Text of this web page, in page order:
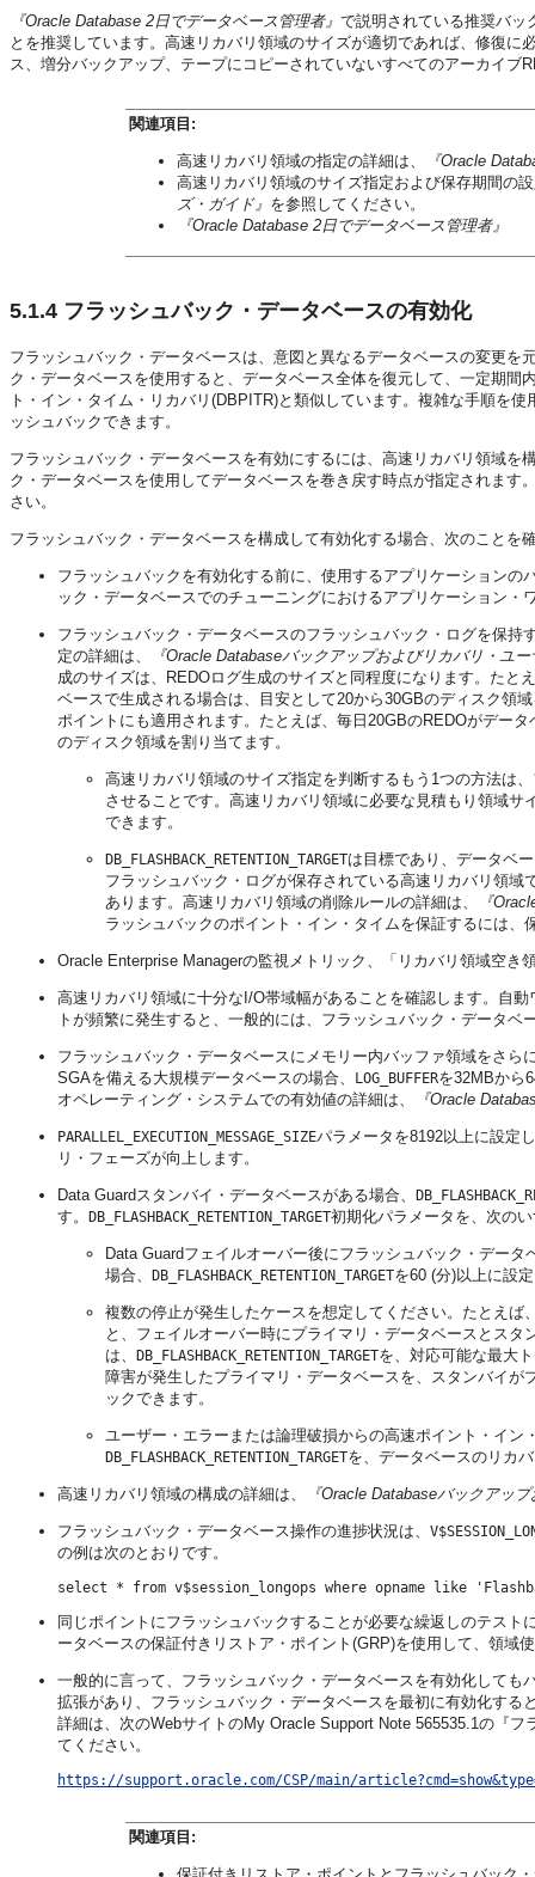
『Oracle Database 2日でデータベース管理者』 で説明されている推奨バッ
とを推奨しています。高速リカバリ領域のサイズが適切であれば、修復
ス、増分バックアップ、テープにコピーされていないすべてのアーカイ
関連項目:
高速リカバリ領域の指定の詳細は、
『Oracle
高速リカバリ領域のサイズ指定および保存期間の
ズ・ガイド』 を参照してください。
『Oracle Database 2日でデータベース管理者』
5.1.4 フラッシュバック・データベースの有効化
フラッシュバック・データベースは、意図と異なるデータベースの変更
ク・データベースを使用すると、データベース全体を復元して、一定期
ト・イン・タイム・リカバリ(DBPITR)と類似しています。複雑な手順を
ッシュバックできます。
フラッシュバック・データベースを有効にするには、高速リカバリ領域
ク・データベースを使用してデータベースを巻き戻す時点が指定されます
さい。
フラッシュバック・データベースを構成して有効化する場合、次のことを
フラッシュバックを有効化する前に、使用するアプリケーション
ック・データベースでのチューニングにおけるアプリケーション・
フラッシュバック・データベースのフラッシュバック・ログを保
定の詳細は、
『Oracle Databaseバックアップおよびリカバリ・ユ
成のサイズは、REDOログ生成のサイズと同程度になります。たと
ベースで生成される場合は、目安として20から30GBのディスク領
ポイントにも適用されます。たとえば、毎日20GBのREDOがデー
のディスク領域を割り当てます。
高速リカバリ領域のサイズ指定を判断するもう1つの方法は
させることです。高速リカバリ領域に必要な見積もり領域サ
できます。
DB_FLASHBACK_RETENTION_TARGETは目標であり、データベ
フラッシュバック・ログが保存されている高速リカバリ領
あります。高速リカバリ領域の削除ルールの詳細は、
『
ラッシュバックのポイント・イン・タイムを保証するには
Oracle Enterprise Managerの監視メトリック、「リカバリ領域空
高速リカバリ領域に十分なI/O帯域幅があることを確認します。 自動
トが頻繁に発生すると、一般的には、フラッシュバック・データベ
フラッシュバック・データベースにメモリー内バッファ領域をさら
SGAを備える大規模データベースの場合、
LOG_BUFFERを32MBから
オペレーティング・システムでの有効値の詳細は、
『Oracle
PARALLEL_EXECUTION_MESSAGE_SIZEパラメータを8192以上に設定
リ・フェーズが向上します。
Data Guardスタンバイ・データベースがある場合、
す。 DB_FLASHBACK_RETENTION_TARGET初期化パラメータを、次の
Data Guardフェイルオーバー後にフラッシュバック・デー
場合、
DB_FLASHBACK_RETENTION_TARGETを60 (分)以上に設
複数の停止が発生したケースを想定してください。たとえ
と、フェイルオーバー時にプライマリ・データベースとス
は、
DB_FLASHBACK_RETENTION_TARGETを、対応可能な最大
障害が発生したプライマリ・データベースを、スタンバイ
ックできます。
ユーザー・エラーまたは論理破損からの高速ポイント・イ
DB_FLASHBACK_RETENTION_TARGETを、データベースのリカ
高速リカバリ領域の構成の詳細は、 『Oracle Databaseバックアッ
フラッシュバック・データベース操作の進捗状況は、
の例は次のとおりです。
同じポイントにフラッシュバックすることが必要な繰返しのテス
ータベースの保証付きリストア・ポイント(GRP)を使用して、領域
一般的に言って、フラッシュバック・データベースを有効化して
拡張があり、フラッシュバック・データベースを最初に有効化す
詳細は、次のWebサイトのMy Oracle Support Note 565535.1の『
てください。
https://support.oracle.com/CSP/main/
関連項目: